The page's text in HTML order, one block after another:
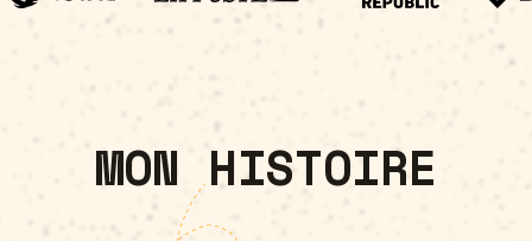
parcours et toutes mes ressources.
MON HISTOIRE